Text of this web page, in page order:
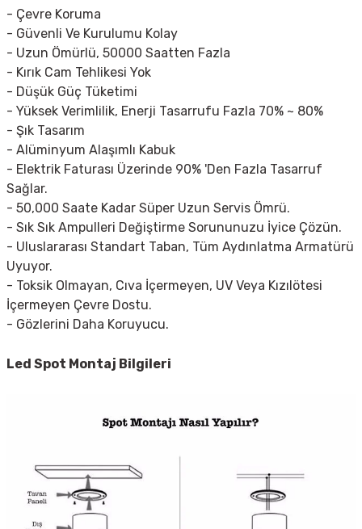
- Çevre Koruma
- Güvenli Ve Kurulumu Kolay
- Uzun Ömürlü, 50000 Saatten Fazla
- Kırık Cam Tehlikesi Yok
- Düşük Güç Tüketimi
- Yüksek Verimlilik, Enerji Tasarrufu Fazla 70% ~ 80%
- Şık Tasarım
- Alüminyum Alaşımlı Kabuk
- Elektrik Faturası Üzerinde 90% 'Den Fazla Tasarruf
Sağlar.
- 50,000 Saate Kadar Süper Uzun Servis Ömrü.
- Sık Sık Ampulleri Değiştirme Sorununuzu İyice Çözün.
- Uluslararası Standart Taban, Tüm Aydınlatma Armatürü
Uyuyor.
- Toksik Olmayan, Cıva İçermeyen, UV Veya Kızılötesi
İçermeyen Çevre Dostu.
- Gözlerini Daha Koruyucu.
Led Spot Montaj Bilgileri